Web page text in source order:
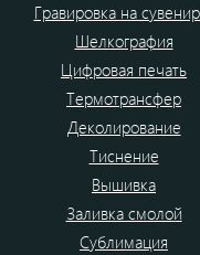
Гравировка на
Шелкография
Цифровая печать
Термотрансфер
Деколирование
Тиснение
Вышивка
Заливка смолой
Сублимация